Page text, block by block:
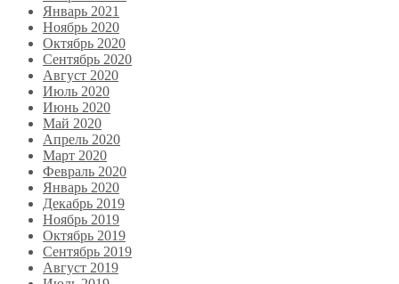
Январь 2021
Ноябрь 2020
Октябрь 2020
Сентябрь 2020
Август 2020
Июль 2020
Июнь 2020
Май 2020
Апрель 2020
Март 2020
Февраль 2020
Январь 2020
Декабрь 2019
Ноябрь 2019
Октябрь 2019
Сентябрь 2019
Август 2019